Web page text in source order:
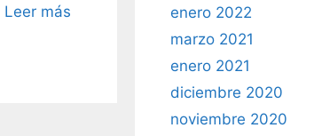
Leer más
enero 2022
marzo 2021
enero 2021
diciembre 2020
noviembre 2020